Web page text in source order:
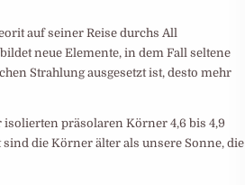
auf seiner Reise durchs All
neue Elemente, in dem Fall seltene
Strahlung ausgesetzt ist, desto mehr
präsolaren Körner 4,6 bis 4,9
die Körner älter als unsere Sonne, die